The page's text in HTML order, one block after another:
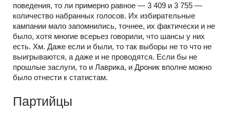
поведения, то ли примерно равное — 3 409 и 3 755 —
количество набранных голосов. Их избирательные
кампании мало запомнились, точнее, их фактически и не
было, хотя многие всерьез говорили, что шансы у них
есть. Хм. Даже если и были, то так выборы не то что не
выигрываются, а даже и не проводятся. Если бы не
прошлые заслуги, то и Лаврика, и Дроник вполне можно
было отнести к статистам.
Партийцы